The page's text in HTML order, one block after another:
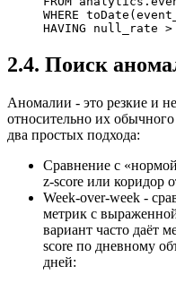
WHERE
HAVING null_rate >
2.4. Поиск
Аномалии - это резкие и
относительно их
два простых подхода:
Сравнение с
z-score или коридор
Week-over-week -
метрик с
вариант часто даёт
score по дневному
дней: